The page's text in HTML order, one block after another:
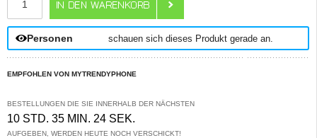
Personen schauen sich dieses Produkt gerade an.
EMPFOHLEN VON MYTRENDYPHONE
BESTELLUNGEN DIE SIE INNERHALB DER NÄCHSTEN
10 STD. 35 MIN. 24 SEK.
AUFGEBEN, WERDEN HEUTE NOCH VERSCHICKT!